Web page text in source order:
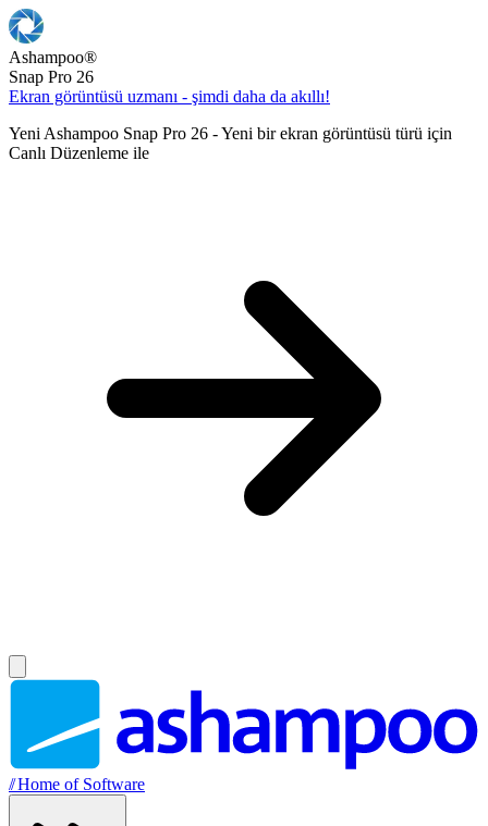
Ashampoo®
Snap Pro 26
Ekran görüntüsü uzmanı - şimdi daha da akıllı!
Yeni Ashampoo Snap Pro 26 - Yeni bir ekran görüntüsü türü için
Canlı Düzenleme ile
//Home of Software